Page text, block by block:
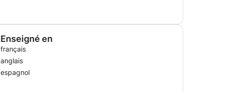
Enseigné en
français
anglais
espagnol